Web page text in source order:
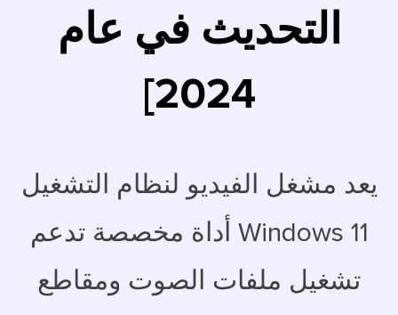
التحديث في عام
2024]
يعد مشغل الفيديو لنظام التشغيل
Windows 11 أداة مخصصة تدعم
تشغيل ملفات الصوت ومقاطع